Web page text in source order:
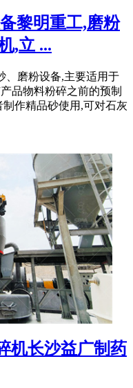
黎明重工,磨粉
,立 ...
、磨粉设备,主要适用于
品物料粉碎之前的预制
作精品砂使用,可对石灰
机长沙益广制药